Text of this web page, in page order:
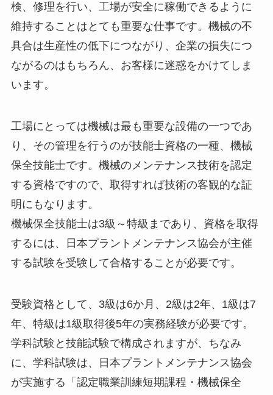
検、修理を行い、工場が安全に稼働できるように
維持することはとても重要な仕事です。機械の不
具合は生産性の低下につながり、企業の損失につ
ながるのはもちろん、お客様に迷惑をかけてしま
います。
工場にとっては機械は最も重要な設備の一つであ
り、その管理を行うのが技能士資格の一種、機械
保全技能士です。機械のメンテナンス技術を認定
する資格ですので、取得すれば技術の客観的な証
明にもなります。
機械保全技能士は3級～特級まであり、資格を取得
するには、日本プラントメンテナンス協会が主催
する試験を受験して合格することが必要です。
受験資格として、3級は6か月、2級は2年、1級は7
年、特級は1級取得後5年の実務経験が必要です。
学科試験と技能試験で構成されますが、ちなみ
に、学科試験は、日本プラントメンテナンス協会
が実施する「認定職業訓練短期課程・機械保全